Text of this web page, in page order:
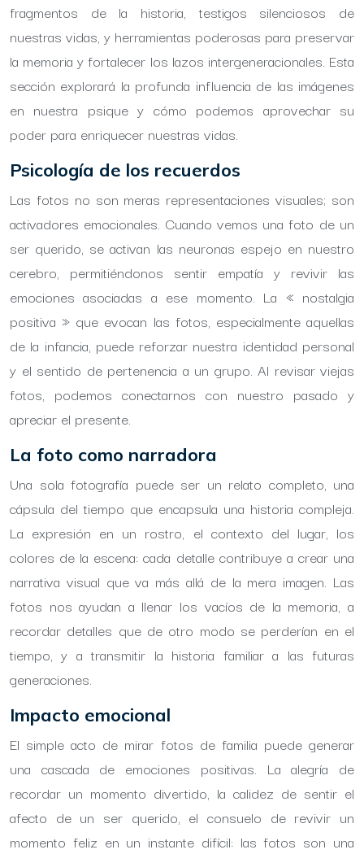
fragmentos de la historia, testigos silenciosos de
nuestras vidas, y herramientas poderosas para preservar
la memoria y fortalecer los lazos intergeneracionales. Esta
sección explorará la profunda influencia de las imágenes
en nuestra psique y cómo podemos aprovechar su
poder para enriquecer nuestras vidas.
Psicología de los recuerdos
Las fotos no son meras representaciones visuales; son
activadores emocionales. Cuando vemos una foto de un
ser querido, se activan las neuronas espejo en nuestro
cerebro, permitiéndonos sentir empatía y revivir las
emociones asociadas a ese momento. La « nostalgia
positiva » que evocan las fotos, especialmente aquellas
de la infancia, puede reforzar nuestra identidad personal
y el sentido de pertenencia a un grupo. Al revisar viejas
fotos, podemos conectarnos con nuestro pasado y
apreciar el presente.
La foto como narradora
Una sola fotografía puede ser un relato completo, una
cápsula del tiempo que encapsula una historia compleja.
La expresión en un rostro, el contexto del lugar, los
colores de la escena: cada detalle contribuye a crear una
narrativa visual que va más allá de la mera imagen. Las
fotos nos ayudan a llenar los vacíos de la memoria, a
recordar detalles que de otro modo se perderían en el
tiempo, y a transmitir la historia familiar a las futuras
generaciones.
Impacto emocional
El simple acto de mirar fotos de familia puede generar
una cascada de emociones positivas. La alegría de
recordar un momento divertido, la calidez de sentir el
afecto de un ser querido, el consuelo de revivir un
momento feliz en un instante difícil: las fotos son una